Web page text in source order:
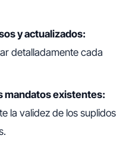
y actualizados:
detalladamente cada
mandatos existentes:
la validez de los suplidos